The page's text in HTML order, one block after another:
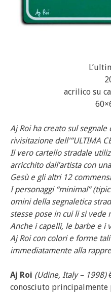
acrilico su
Aj Roi ha creato sul segnale
rivisitazione dell'”ULTIMA
Il vero cartello stradale
arricchito dall’artista con
Gesù e gli altri 12
I personaggi “minimal”
omini della segnaletica
stesse pose in cui li si
Anche i capelli, le barbe e i
Aj Roi con colori e forme
immediatamente alla
Aj Roi (Udine, Italy – 1998)
conosciuto principalmente